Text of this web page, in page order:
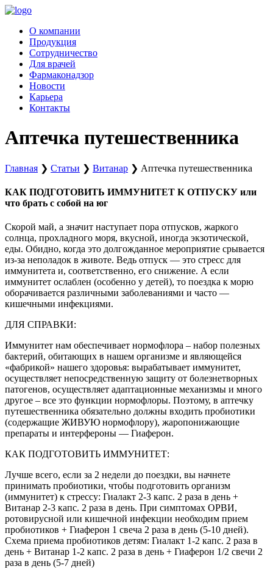
Перейти
содержимому
О компании
Продукция
Сотрудничество
Для врачей
Фармаконадзор
Новости
Карьера
Контакты
Аптечка путешественника
Главная ❯ Статьи ❯ Витанар ❯ Аптечка путешественника
КАК ПОДГОТОВИТЬ ИММУНИТЕТ К ОТПУСКУ или
что брать с собой на юг
Скорой май, а значит наступает пора отпусков, жаркого
солнца, прохладного моря, вкусной, иногда экзотической,
еды. Обидно, когда это долгожданное мероприятие срывается
из-за неполадок в животе. Ведь отпуск — это стресс для
иммунитета и, соответственно, его снижение. А если
иммунитет ослаблен (особенно у детей), то поездка к морю
оборачивается различными заболеваниями и часто —
кишечными инфекциями.
ДЛЯ СПРАВКИ:
Иммунитет нам обеспечивает нормофлора – набор полезных
бактерий, обитающих в нашем организме и являющейся
«фабрикой» нашего здоровья: вырабатывает иммунитет,
осуществляет непосредственную защиту от болезнетворных
патогенов, осуществляет адаптационные механизмы и много
другое – все это функции нормофлоры. Поэтому, в аптечку
путешественника обязательно должны входить пробиотики
(содержащие ЖИВУЮ нормофлору), жаропонижающие
препараты и интерфероны — Гиаферон.
КАК ПОДГОТОВИТЬ ИММУНИТЕТ:
Лучше всего, если за 2 недели до поездки, вы начнете
принимать пробиотики, чтобы подготовить организм
(иммунитет) к стрессу: Гиалакт 2-3 капс. 2 раза в день +
Витанар 2-3 капс. 2 раза в день. При симптомах ОРВИ,
ротовирусной или кишечной инфекции необходим прием
пробиотиков + Гиаферон 1 свеча 2 раза в день (5-10 дней).
Схема приема пробиотиков детям: Гиалакт 1-2 капс. 2 раза в
день + Витанар 1-2 капс. 2 раза в день + Гиаферон 1/2 свечи 2
раза в день (5-7 дней)